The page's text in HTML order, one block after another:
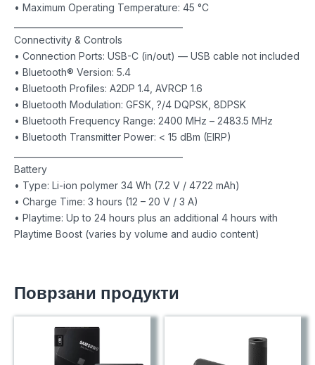
• Maximum Operating Temperature: 45 °C
Connectivity & Controls
• Connection Ports: USB-C (in/out) — USB cable not included
• Bluetooth® Version: 5.4
• Bluetooth Profiles: A2DP 1.4, AVRCP 1.6
• Bluetooth Modulation: GFSK, ?/4 DQPSK, 8DPSK
• Bluetooth Frequency Range: 2400 MHz – 2483.5 MHz
• Bluetooth Transmitter Power: < 15 dBm (EIRP)
Battery
• Type: Li-ion polymer 34 Wh (7.2 V / 4722 mAh)
• Charge Time: 3 hours (12 – 20 V / 3 A)
• Playtime: Up to 24 hours plus an additional 4 hours with
Playtime Boost (varies by volume and audio content)
Поврзани продукти